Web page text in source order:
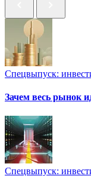
Спецвыпуск:
Зачем весь рынок
Спецвыпуск: